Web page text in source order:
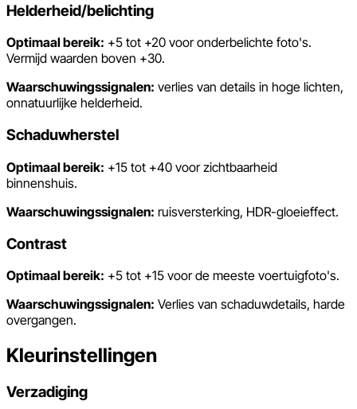
Helderheid/belichting
Optimaal bereik: +5 tot +20 voor onderbelichte foto's.
Vermijd waarden boven +30.
Waarschuwingssignalen: verlies van details in hoge lichten,
onnatuurlijke helderheid.
Schaduwherstel
Optimaal bereik: +15 tot +40 voor zichtbaarheid
binnenshuis.
Waarschuwingssignalen: ruisversterking, HDR-gloeieffect.
Contrast
Optimaal bereik: +5 tot +15 voor de meeste voertuigfoto's.
Waarschuwingssignalen: Verlies van schaduwdetails, harde
overgangen.
Kleurinstellingen
Verzadiging